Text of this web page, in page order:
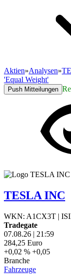
Aktien»Analysen»
'Equal Weight'
Push Mitteilungen
TESLA INC
WKN: A1CX3T |
Tradegate
07.08.26 | 21:59
284,25 Euro
+0,02 % +0,05
Branche
Fahrzeuge